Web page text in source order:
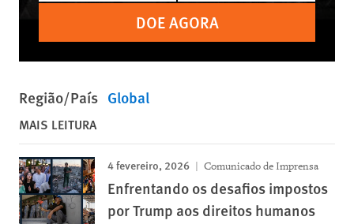
DOE AGORA
Região/País Global
MAIS LEITURA
4 fevereiro, 2026 Comunicado de Imprensa
Enfrentando os desafios impostos
por Trump aos direitos humanos